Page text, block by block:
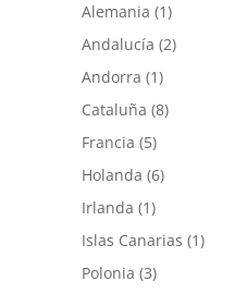
Alemania (1)
Andalucía (2)
Andorra (1)
Cataluña (8)
Francia (5)
Holanda (6)
Irlanda (1)
Islas Canarias (1)
Polonia (3)